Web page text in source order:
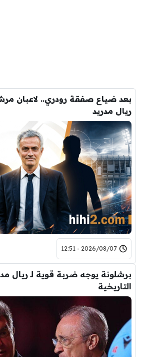
بعد ضياع صفقة رودري.. لاعبان
ريال مدريد
2026/08/07 - 12:51
برشلونة يوجه ضربة قوية لـ ريال
التاريخية